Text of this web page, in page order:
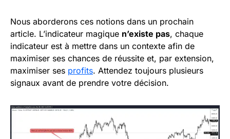
Nous aborderons ces notions dans un prochain
article. L’indicateur magique n’existe pas, chaque
indicateur est à mettre dans un contexte afin de
maximiser ses chances de réussite et, par extension,
maximiser ses profits. Attendez toujours plusieurs
signaux avant de prendre votre décision.